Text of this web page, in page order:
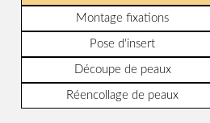
Montage fixations
Pose d'insert
Découpe de peaux
Réencollage de peaux